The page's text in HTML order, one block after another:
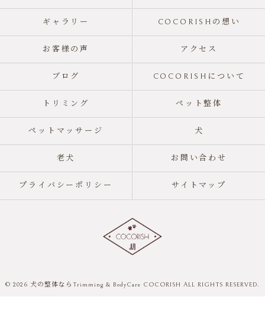
ギャラリー COCORISHの想い
お客様の声 アクセス
ブログ COCORISHについて
トリミング ペット整体
ペットマッサージ 犬
老犬 お問い合わせ
プライバシーポリシー サイトマップ
© 2026 犬の整体ならTrimming & BodyCare COCORISH ALL RIGHTS RESERVED.